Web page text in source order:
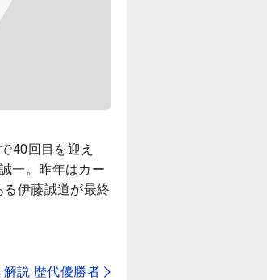
40回目を迎え
一。昨年はカー
伊藤誠道が最終
解説 歴代優勝者